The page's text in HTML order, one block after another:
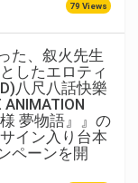
79 Views
た、叙火先生
したエロティ
八尺八話快樂
夢物語』』の
イン入り台本
ペーンを開